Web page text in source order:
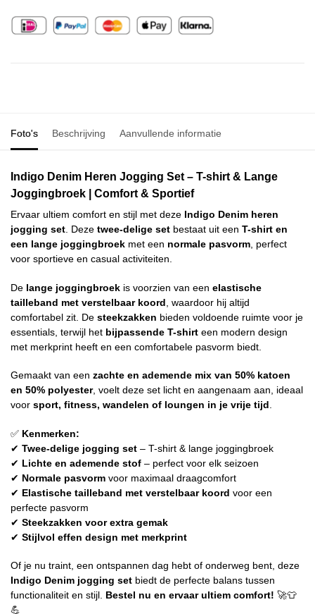
Foto's Beschrijving Aanvullende informatie
Indigo Denim Heren Jogging Set – T-shirt & Lange
Joggingbroek | Comfort & Sportief
Ervaar ultiem comfort en stijl met deze Indigo Denim heren
jogging set. Deze twee-delige set bestaat uit een T-shirt en
een lange joggingbroek met een normale pasvorm, perfect
voor sportieve en casual activiteiten.
De lange joggingbroek is voorzien van een elastische
tailleband met verstelbaar koord , waardoor hij altijd
comfortabel zit. De steekzakken bieden voldoende ruimte voor je
essentials, terwijl het bijpassende T-shirt een modern design
met merkprint heeft en een comfortabele pasvorm biedt.
Gemaakt van een zachte en ademende mix van 50% katoen
en 50% polyester, voelt deze set licht en aangenaam aan, ideaal
voor sport, fitness, wandelen of loungen in je vrije tijd
✅ Kenmerken:
✔ Twee-delige jogging set – T-shirt & lange joggingbroek
✔ Lichte en ademende stof – perfect voor elk seizoen
✔ Normale pasvorm voor maximaal draagcomfort
✔ Elastische tailleband met verstelbaar koord voor een
perfecte pasvorm
✔ Steekzakken voor extra gemak
✔ Stijlvol effen design met merkprint
Of je nu traint, een ontspannen dag hebt of onderweg bent, deze
Indigo Denim jogging set biedt de perfecte balans tussen
functionaliteit en stijl. Bestel nu en ervaar ultiem comfort! 🚀👕
💪